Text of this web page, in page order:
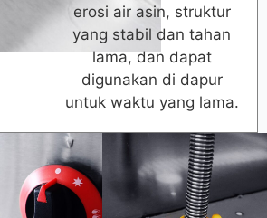
erosi air asin, struktur
yang stabil dan tahan
lama, dan dapat
digunakan di dapur
untuk waktu yang lama.